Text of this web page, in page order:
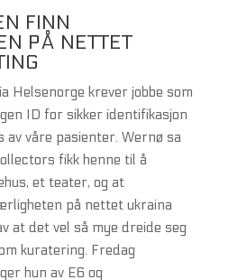
FINN
PÅ NETTET
Helsenorge krever jobbe som
ID for sikker identifikasjon
av våre pasienter. Wernø sa
fikk henne til å
et teater, og at
på nettet ukraina
at det vel så mye dreide seg
kuratering. Fredag
hun av E6 og